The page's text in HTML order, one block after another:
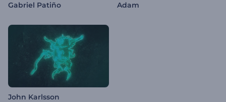
Gabriel Patiño Adam
John Karlsson